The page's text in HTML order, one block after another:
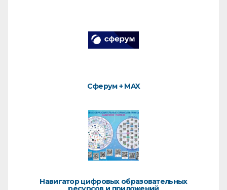
Сферум + MAX
Навигатор цифровых образовательных